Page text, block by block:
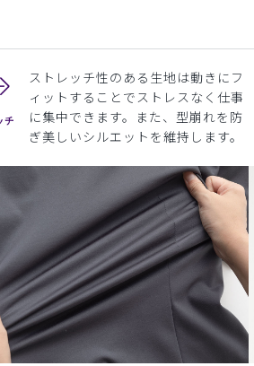
ストレッチ性のある生地は動きにフ
ィットすることでストレスなく仕事
に集中できます。また、型崩れを防
ぎ美しいシルエットを維持します。